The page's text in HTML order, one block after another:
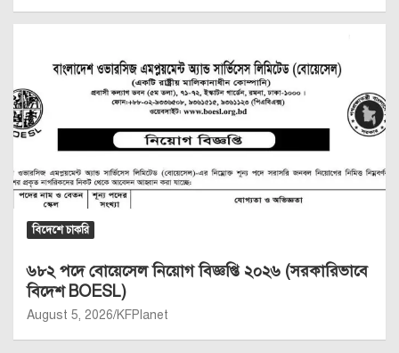
বিদেশে চাকরি
৬৮২ পদে বোয়েসেল নিয়োগ বিজ্ঞপ্তি ২০২৬ (সরকারিভাবে
বিদেশ BOESL)
August 5, 2026 KFPlanet